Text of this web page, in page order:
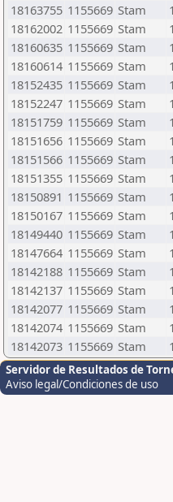
18163755 1155669 Stam
18162002 1155669 Stam
18160635 1155669 Stam
18160614 1155669 Stam
18152435 1155669 Stam
18152247 1155669 Stam
18151759 1155669 Stam
18151656 1155669 Stam
18151566 1155669 Stam
18151355 1155669 Stam
18150891 1155669 Stam
18150167 1155669 Stam
18149440 1155669 Stam
18147664 1155669 Stam
18142188 1155669 Stam
18142137 1155669 Stam
18142077 1155669 Stam
18142074 1155669 Stam
18142073 1155669 Stam
Servidor de Resultados de
Aviso legal/Condiciones de uso